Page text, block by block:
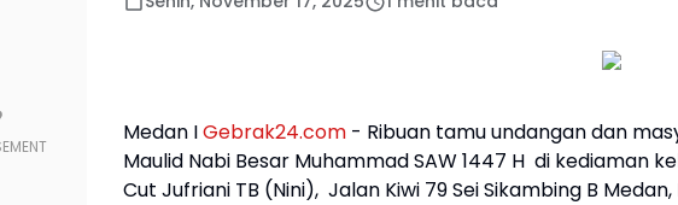
Medan IGebrak24.com - Ribuan tamu undangan dan
Maulid Nabi Besar Muhammad SAW 1447 H di kediaman
Cut Jufriani TB (Nini), Jalan Kiwi 79 Sei Sikambing B Medan,